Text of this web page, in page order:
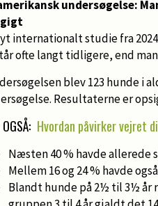
undersøgelse:
internationalt studie fra
ofte langt tidligere, end
blev 123 hunde i
Resultaterne er
Hvordan påvirker vejret
Næsten 40 % havde allerede
Mellem 16 og 24 % havde
Blandt hunde på 2½ til 3½ år